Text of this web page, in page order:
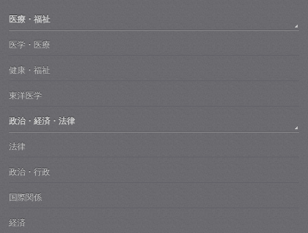
医療・福祉
医学・医療
健康・福祉
東洋医学
政治・経済・法律
法律
政治・行政
国際関係
経済